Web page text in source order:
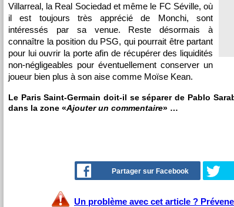
Villarreal, la Real Sociedad et même le FC Séville, où
il est toujours très apprécié de Monchi, sont
intéressés par sa venue. Reste désormais à
connaître la position du PSG, qui pourrait être partant
pour lui ouvrir la porte afin de récupérer des liquidités
non-négligeables pour éventuellement conserver un
joueur bien plus à son aise comme Moïse Kean.
Le Paris Saint-Germain doit-il se séparer de Pablo
dans la zone «Ajouter un commentaire» …
Partager sur Facebook
Un problème avec cet article ?